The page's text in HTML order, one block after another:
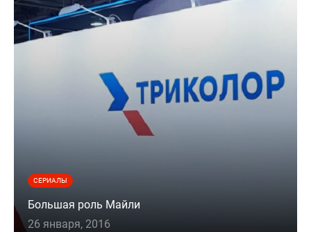
СЕРИАЛЫ
Большая роль Майли
26 января, 2016